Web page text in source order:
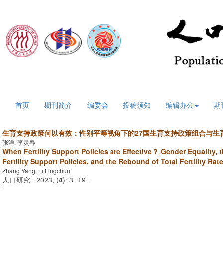
首页 期刊简介 编委会 投稿须知 编辑办公 期
生育支持政策何以有效：性别平等视角下的27国生育支持政策组合与生
张洋, 李灵春
When Fertility Support Policies are Effective？ Gender Equality,
Fertility Support Policies, and the Rebound of Total Fertility
Zhang Yang, Li Lingchun
人口研究 . 2023, (4): 3 -19 .